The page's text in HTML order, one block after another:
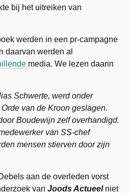
bij het uitreiken van
werden in een pr-campagne
daarvan werden al
media. We lezen daarin
Schwerte, werd onder
van de Kroon geslagen.
Boudewijn zelf overhandigd.
van SS-chef
mensen stierven door zijn
aan de overleden vorst
vanJoods Actueel niet